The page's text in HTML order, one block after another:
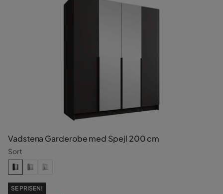
Vadstena Garderobe med Spejl 200 cm
Sort
SE PRISEN!